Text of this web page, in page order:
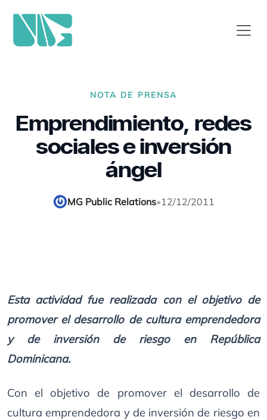
NOTA DE PRENSA
Emprendimiento, redes
sociales e inversión
ángel
MG Public Relations•12/12/2011
Esta actividad fue realizada con el objetivo de
promover el desarrollo de cultura emprendedora
y de inversión de riesgo en República
Dominicana.
Con el objetivo de promover el desarrollo de
cultura emprendedora y de inversión de riesgo en